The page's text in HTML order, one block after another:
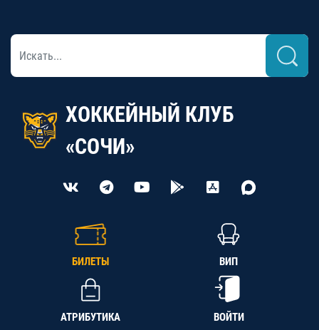
ХОККЕЙНЫЙ КЛУБ
«СОЧИ»
БИЛЕТЫ ВИП
АТРИБУТИКА ВОЙТИ